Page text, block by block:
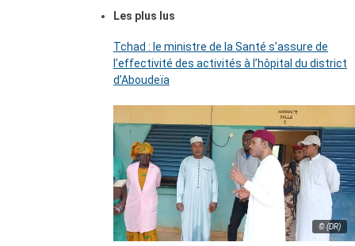
Les plus lus
Tchad : le ministre de la Santé s’assure de
l’effectivité des activités à l’hôpital du district
d’Aboudeïa
© (DR)